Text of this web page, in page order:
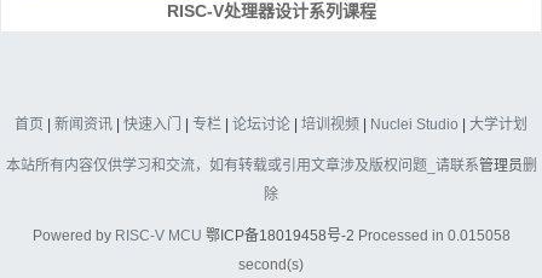
RISC-V处理器设计系列课程
首页 新闻资讯 快速入门 专栏 论坛讨论 培训视频 Nuclei Studio 大学计划
本站所有内容仅供学习和交流，如有转载或引用文章涉及版权问题_请联系管理员删
除
Powered by RISC-V MCU 鄂ICP备18019458号-2 Processed in 0.015058
second(s)